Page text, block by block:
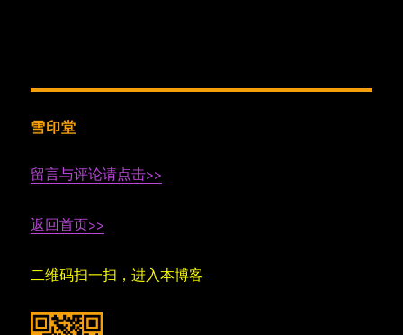
雪印堂
留言与评论请点击>>
返回首页>>
二维码扫一扫，进入本博客